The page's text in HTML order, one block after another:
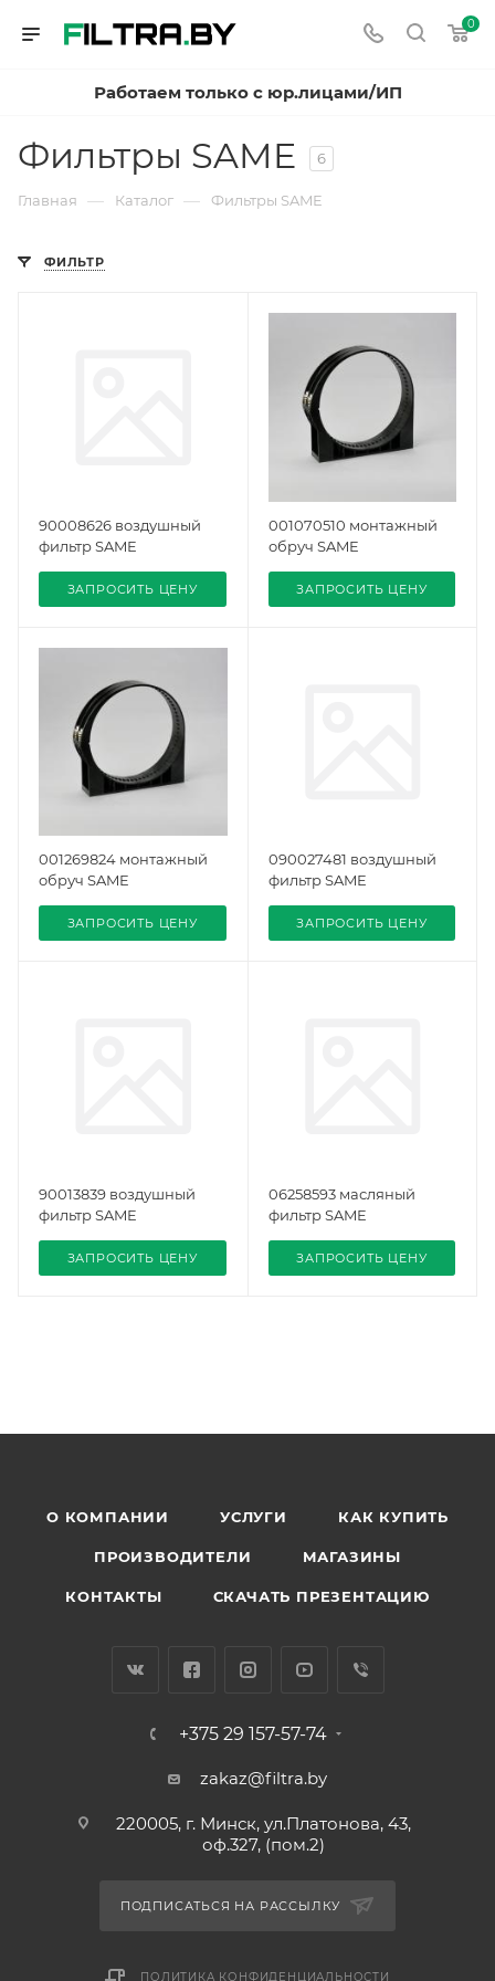
0
Работаем только с юр.лицами/ИП
Фильтры SAME 6
Главная — Каталог — Фильтры SAME
ФИЛЬТР
90008626 воздушный
фильтр SAME
ЗАПРОСИТЬ ЦЕНУ
001070510 монтажный
обруч SAME
ЗАПРОСИТЬ ЦЕНУ
001269824 монтажный
обруч SAME
ЗАПРОСИТЬ ЦЕНУ
090027481 воздушный
фильтр SAME
ЗАПРОСИТЬ ЦЕНУ
90013839 воздушный
фильтр SAME
ЗАПРОСИТЬ ЦЕНУ
06258593 масляный
фильтр SAME
ЗАПРОСИТЬ ЦЕНУ
О КОМПАНИИ УСЛУГИ КАК КУПИТЬ
ПРОИЗВОДИТЕЛИ МАГАЗИНЫ
КОНТАКТЫ СКАЧАТЬ ПРЕЗЕНТАЦИЮ
+375 29 157-57-74
zakaz@filtra.by
220005, г. Минск, ул.Платонова, 43,
оф.327, (пом.2)
ПОДПИСАТЬСЯ НА РАССЫЛКУ
ПОЛИТИКА КОНФИДЕНЦИАЛЬНОСТИ